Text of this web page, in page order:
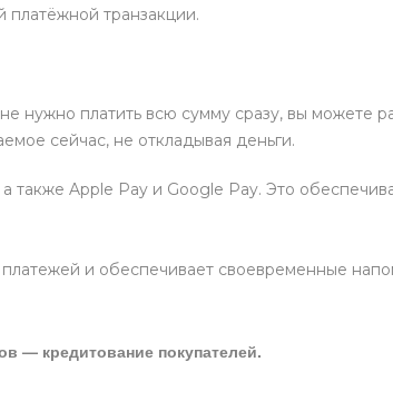
транзакции.
нужно платить всю сумму сразу, вы можете
сейчас, не откладывая деньги.
Apple Pay и Google Pay. Это
и обеспечивает своевременные
— кредитование покупателей.